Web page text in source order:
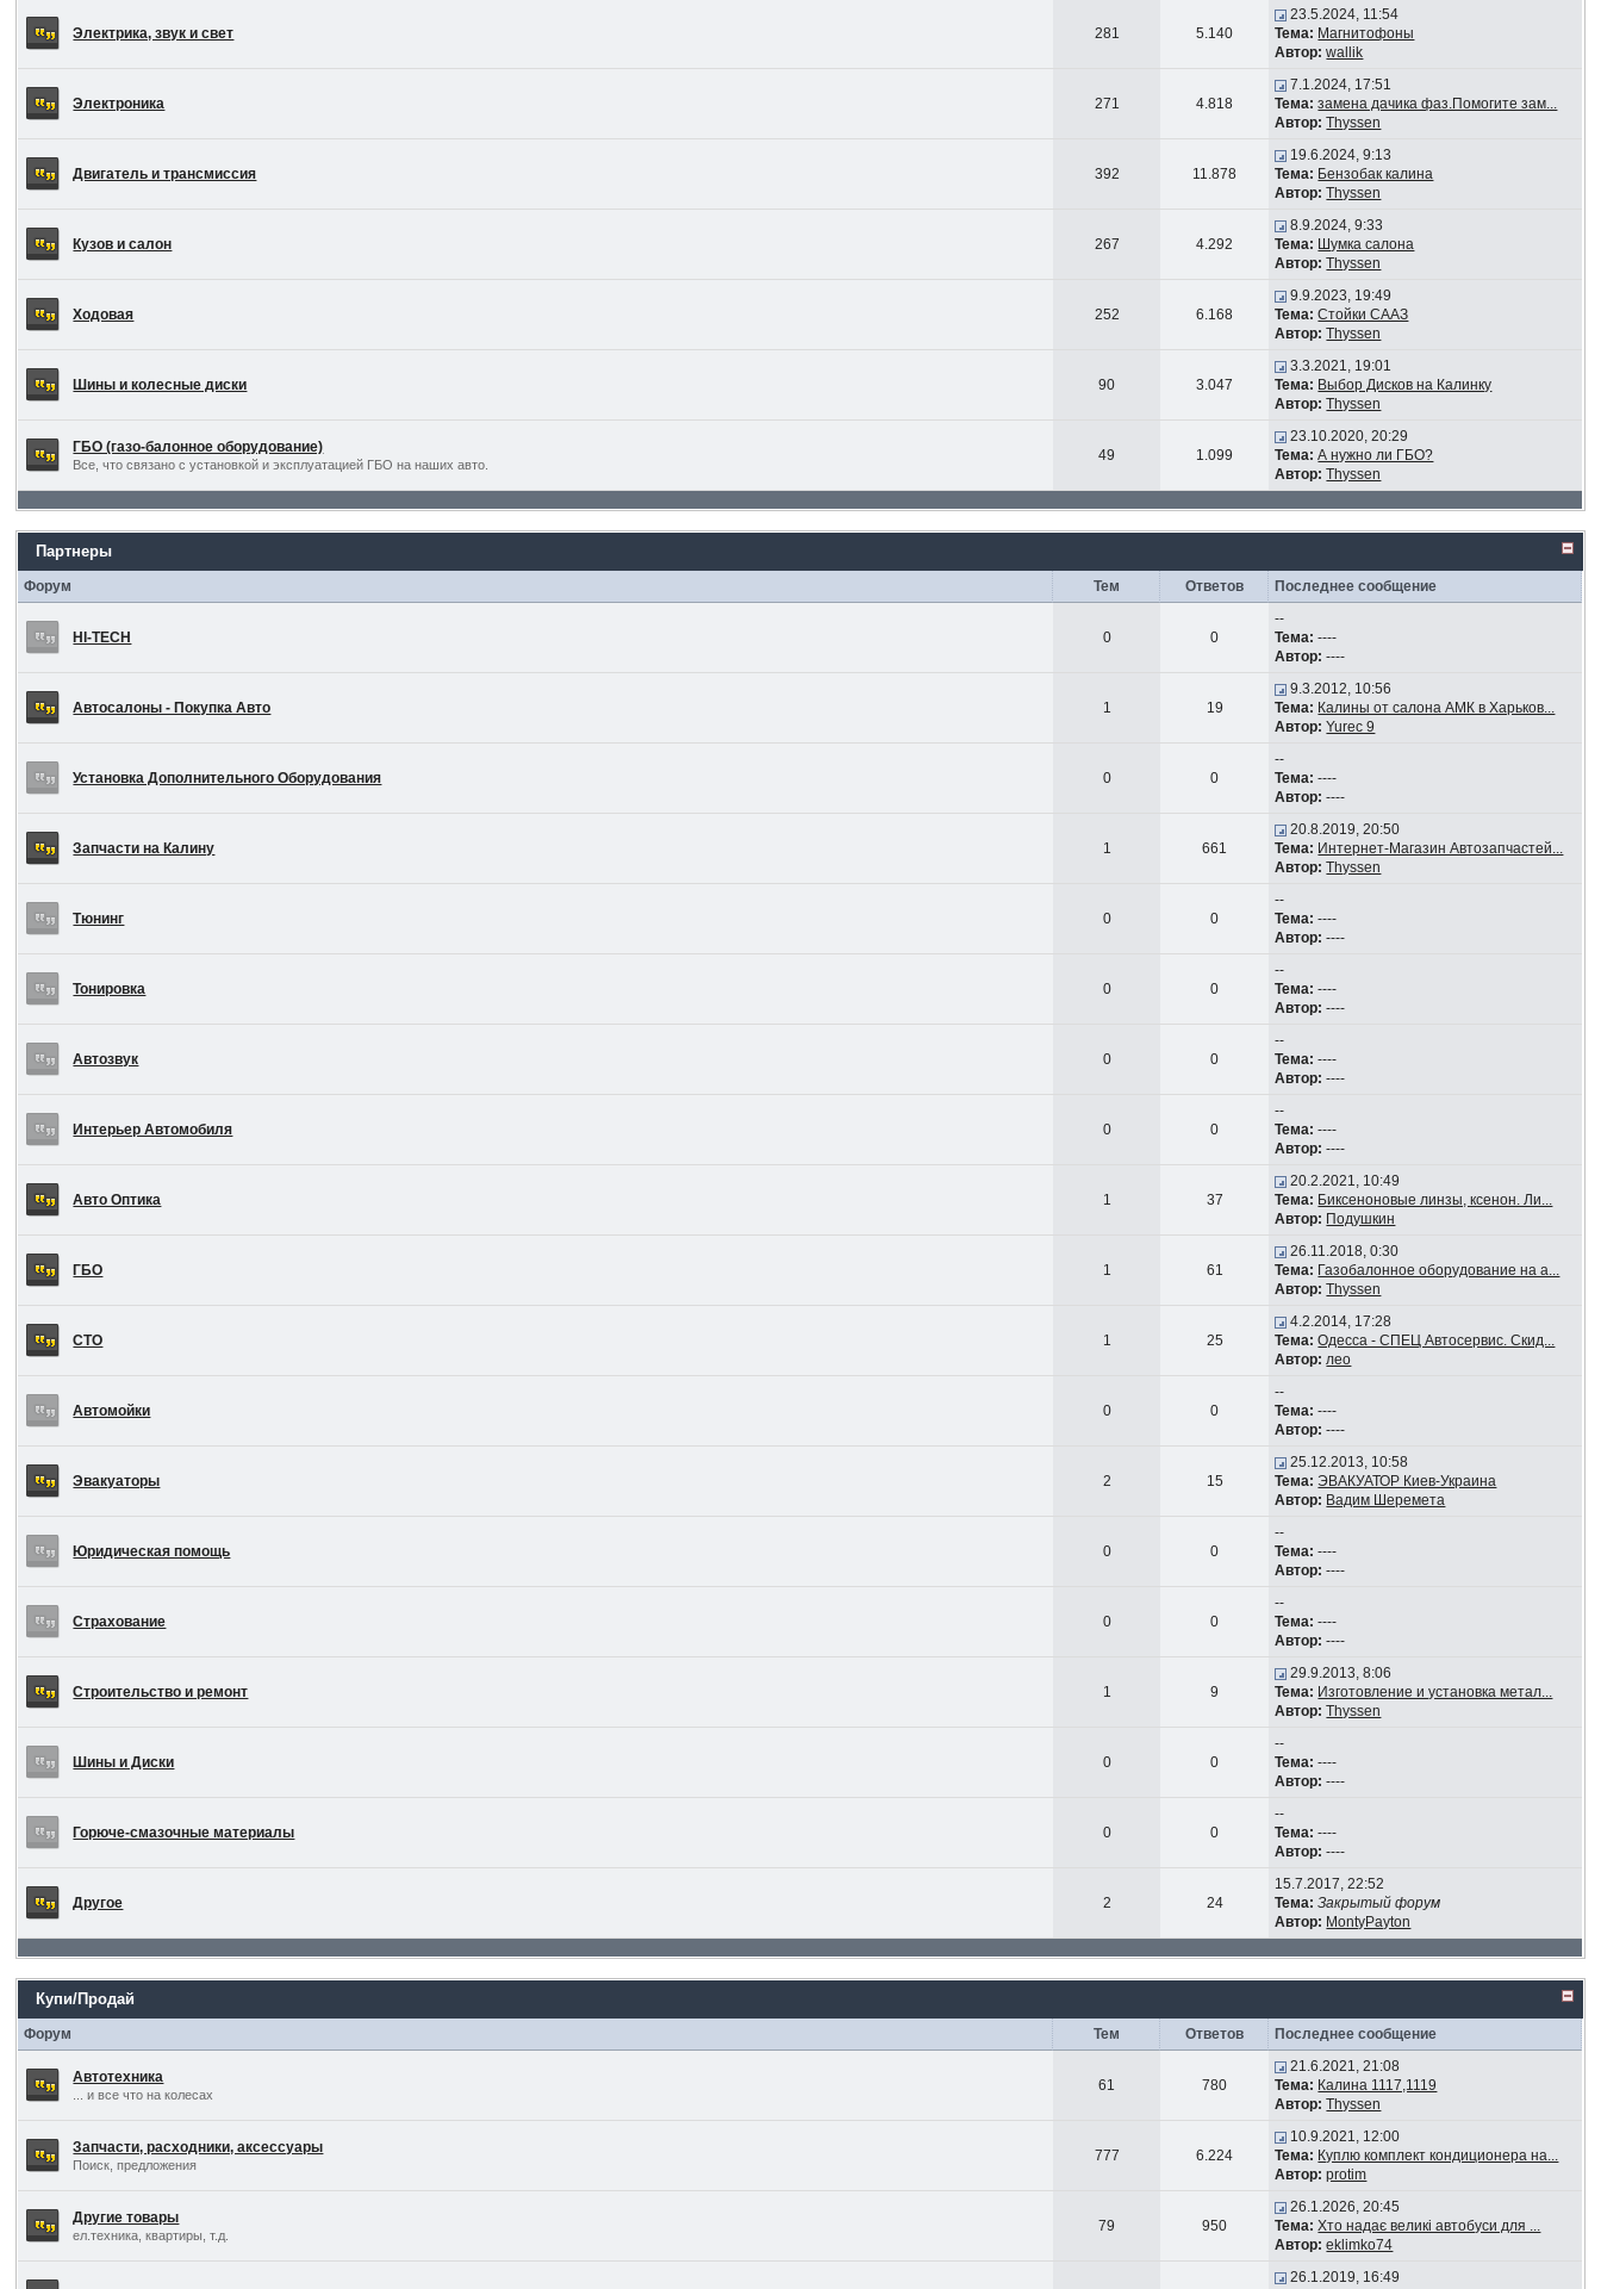
Электрика, звук и свет 281 5.140
23.5.2024, 11:54
Тема: Магнитофоны
Автор: wallik
Электроника 271 4.818
7.1.2024, 17:51
Тема: замена дачика фаз.Помогите зам...
Автор: Thyssen
Двигатель и трансмиссия 392 11.878
19.6.2024, 9:13
Тема: Бензобак калина
Автор: Thyssen
Кузов и салон 267 4.292
8.9.2024, 9:33
Тема: Шумка салона
Автор: Thyssen
Ходовая 252 6.168
9.9.2023, 19:49
Тема: Стойки СААЗ
Автор: Thyssen
Шины и колесные диски 90 3.047
3.3.2021, 19:01
Тема: Выбор Дисков на Калинку
Автор: Thyssen
ГБО (газо-балонное оборудование)
Все, что связано с установкой и эксплуатацией ГБО на наших авто.
49 1.099
23.10.2020, 20:29
Тема: А нужно ли ГБО?
Автор: Thyssen
Партнеры
Форум Тем Ответов Последнее сообщение
HI-TECH 0 0
--
Тема: ----
Автор: ----
Автосалоны - Покупка Авто 1 19
9.3.2012, 10:56
Тема: Калины от салона АМК в Харьков...
Автор: Yurec 9
Установка Дополнительного Оборудования 0 0
--
Тема: ----
Автор: ----
Запчасти на Калину 1 661
20.8.2019, 20:50
Тема: Интернет-Магазин Автозапчастей...
Автор: Thyssen
Тюнинг 0 0
--
Тема: ----
Автор: ----
Тонировка 0 0
--
Тема: ----
Автор: ----
Автозвук 0 0
--
Тема: ----
Автор: ----
Интерьер Автомобиля 0 0
--
Тема: ----
Автор: ----
Авто Оптика 1 37
20.2.2021, 10:49
Тема: Биксеноновые линзы, ксенон. Ли...
Автор: Подушкин
ГБО 1 61
26.11.2018, 0:30
Тема: Газобалонное оборудование на а...
Автор: Thyssen
СТО 1 25
4.2.2014, 17:28
Тема: Одесса - СПЕЦ Автосервис. Скид...
Автор: лео
Автомойки 0 0
--
Тема: ----
Автор: ----
Эвакуаторы 2 15
25.12.2013, 10:58
Тема: ЭВАКУАТОР Киев-Украина
Автор: Вадим Шеремета
Юридическая помощь 0 0
--
Тема: ----
Автор: ----
Страхование 0 0
--
Тема: ----
Автор: ----
Строительство и ремонт 1 9
29.9.2013, 8:06
Тема: Изготовление и установка метал...
Автор: Thyssen
Шины и Диски 0 0
--
Тема: ----
Автор: ----
Горюче-смазочные материалы 0 0
--
Тема: ----
Автор: ----
Другое 2 24
15.7.2017, 22:52
Тема: Закрытый форум
Автор: MontyPayton
Купи/Продай
Форум Тем Ответов Последнее сообщение
Автотехника
... и все что на колесах
61 780
21.6.2021, 21:08
Тема: Калина 1117,1119
Автор: Thyssen
Запчасти, расходники, аксессуары
Поиск, предложения
777 6.224
10.9.2021, 12:00
Тема: Куплю комплект кондиционера на...
Автор: protim
Другие товары
ел.техника, квартиры, т.д.
79 950
26.1.2026, 20:45
Тема: Хто надає великі автобуси для ...
Автор: eklimko74
26.1.2019, 16:49